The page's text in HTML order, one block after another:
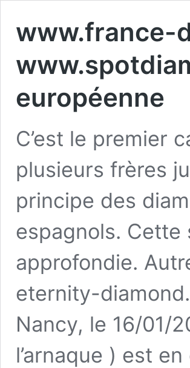
www.france-
européenne
C’est le premier
plusieurs frères
principe des
espagnols. Cette
approfondie.
eternity-
Nancy, le 16/01/
l’arnaque ) est